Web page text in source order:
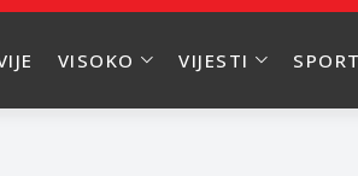
VISOKO VIJESTI SPORT